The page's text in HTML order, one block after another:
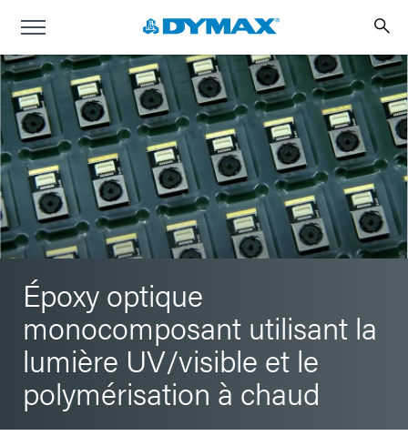
Époxy optique
monocomposant utilisant la
lumière UV/visible et le
polymérisation à chaud